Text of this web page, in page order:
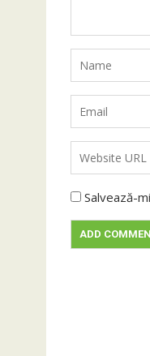
Salvează-